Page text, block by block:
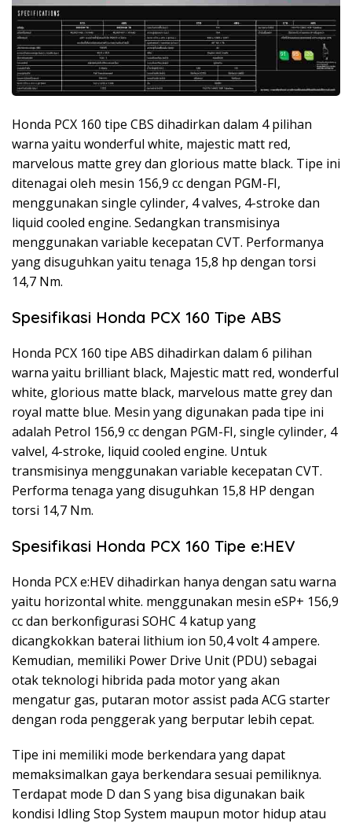
Honda PCX 160 tipe CBS dihadirkan dalam 4 pilihan
warna yaitu wonderful white, majestic matt red,
marvelous matte grey dan glorious matte black. Tipe ini
ditenagai oleh mesin 156,9 cc dengan PGM-FI,
menggunakan single cylinder, 4 valves, 4-stroke dan
liquid cooled engine. Sedangkan transmisinya
menggunakan variable kecepatan CVT. Performanya
yang disuguhkan yaitu tenaga 15,8 hp dengan torsi
14,7 Nm.
Spesifikasi Honda PCX 160 Tipe ABS
Honda PCX 160 tipe ABS dihadirkan dalam 6 pilihan
warna yaitu brilliant black, Majestic matt red, wonderful
white, glorious matte black, marvelous matte grey dan
royal matte blue. Mesin yang digunakan pada tipe ini
adalah Petrol 156,9 cc dengan PGM-FI, single cylinder, 4
valvel, 4-stroke, liquid cooled engine. Untuk
transmisinya menggunakan variable kecepatan CVT.
Performa tenaga yang disuguhkan 15,8 HP dengan
torsi 14,7 Nm.
Spesifikasi Honda PCX 160 Tipe e:HEV
Honda PCX e:HEV dihadirkan hanya dengan satu warna
yaitu horizontal white. menggunakan mesin eSP+ 156,9
cc dan berkonfigurasi SOHC 4 katup yang
dicangkokkan baterai lithium ion 50,4 volt 4 ampere.
Kemudian, memiliki Power Drive Unit (PDU) sebagai
otak teknologi hibrida pada motor yang akan
mengatur gas, putaran motor assist pada ACG starter
dengan roda penggerak yang berputar lebih cepat.
Tipe ini memiliki mode berkendara yang dapat
memaksimalkan gaya berkendara sesuai pemiliknya.
Terdapat mode D dan S yang bisa digunakan baik
kondisi Idling Stop System maupun motor hidup atau